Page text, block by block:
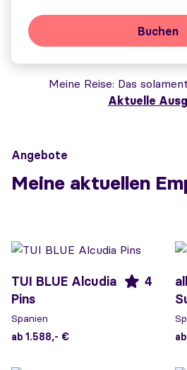
Buchen
Meine Reise Das
Aktuelle
Angebote
Meine aktuellen
TUI BLUE Alcudia
Pins
4
Spanien
ab 1.588,- €